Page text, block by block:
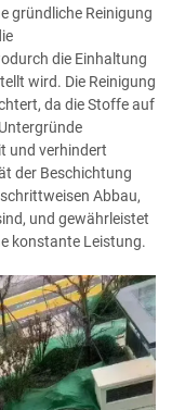
gründliche Reinigung
die Einhaltung
wird. Die Reinigung
da die Stoffe auf
und verhindert
der Beschichtung
Abbau,
und gewährleistet
konstante Leistung.